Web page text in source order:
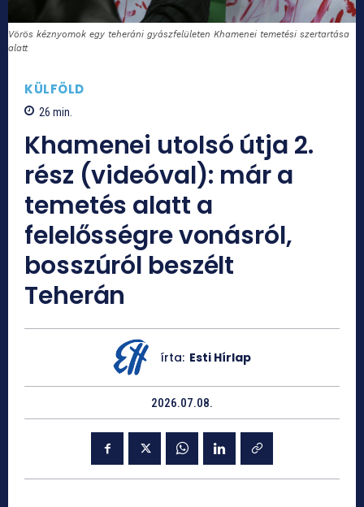
Vörös kéznyomok egy teheráni gyászfelületen Khamenei temetési szertartása
alatt
KÜLFÖLD
26 min.
Khamenei utolsó útja 2.
rész (videóval): már a
temetés alatt a
felelősségre vonásról,
bosszúról beszélt
Teherán
írta: Esti Hírlap
2026.07.08.